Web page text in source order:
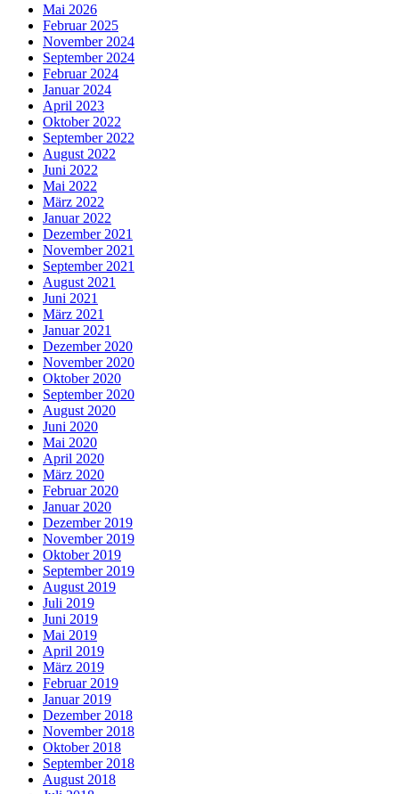
Mai 2026
Februar 2025
November 2024
September 2024
Februar 2024
Januar 2024
April 2023
Oktober 2022
September 2022
August 2022
Juni 2022
Mai 2022
März 2022
Januar 2022
Dezember 2021
November 2021
September 2021
August 2021
Juni 2021
März 2021
Januar 2021
Dezember 2020
November 2020
Oktober 2020
September 2020
August 2020
Juni 2020
Mai 2020
April 2020
März 2020
Februar 2020
Januar 2020
Dezember 2019
November 2019
Oktober 2019
September 2019
August 2019
Juli 2019
Juni 2019
Mai 2019
April 2019
März 2019
Februar 2019
Januar 2019
Dezember 2018
November 2018
Oktober 2018
September 2018
August 2018